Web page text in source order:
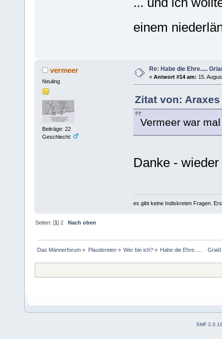
einem
vermeer
Neuling
Beiträge: 22
Geschlecht:
Re: Habe die Ehre.....
« Antwort #14 am: 15.
Zitat von: Araxes
Vermeer war
Danke -
es gibt keine Indiskreten Fragen.
Seiten: [1]2 Nach oben
Das Männerforum » Plaudereien» Wer bin ich?» Habe die Ehre.....
SMF